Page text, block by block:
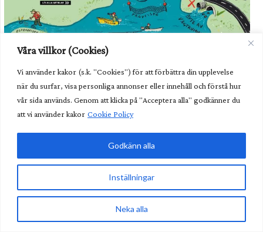
Våra villkor (Cookies)
Vi använder kakor (s.k. "Cookies") för att förbättra din upplevelse
när du surfar, visa personliga annonser eller innehåll och förstå hur
vår sida används. Genom att klicka på "Acceptera alla" godkänner du
att vi använder kakor Cookie Policy
Inställningar
Neka alla
Godkänn alla
Illustration: John Schütte
Tema Praktisk fiskevård
Hur gör vi för att ändra i våra stadgar?